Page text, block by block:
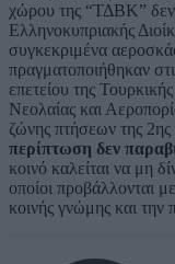
χώρου της “ΤΔΒΚ” δεν
Ελληνοκυπριακής
συγκεκριμένα
πραγματοποιήθηκαν
επετείου της
Νεολαίας και
ζώνης πτήσεων της
περίπτωση δεν
κοινό καλείται να μη
οποίοι προβάλλονται
κοινής γνώμης και